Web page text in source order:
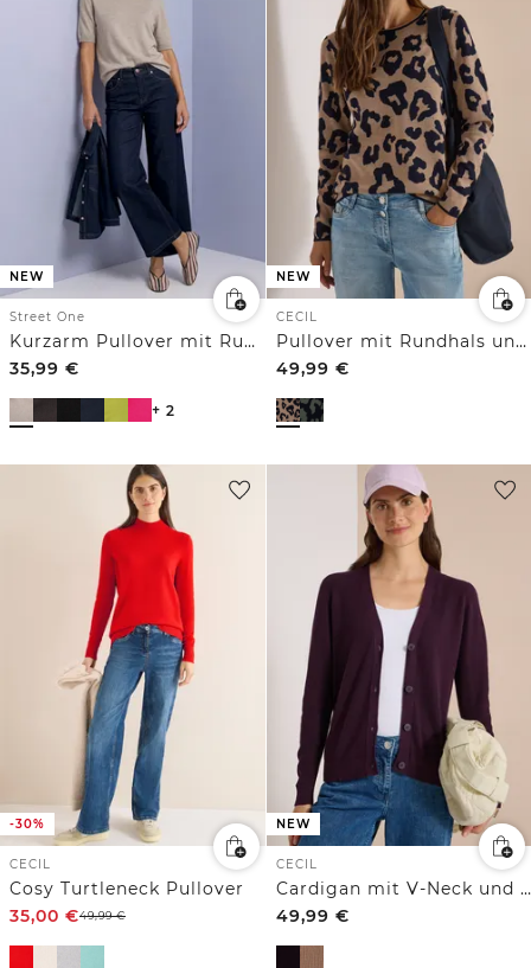
NEW
Street One
Kurzarm Pullover mit Rundhals in Unifarbe
35,99 €
+ 2
NEW
CECIL
Pullover mit Rundhals und Leo-Muster
49,99 €
-30%
CECIL
Cosy Turtleneck Pullover
35,00 €49,99€
NEW
CECIL
Cardigan mit V-Neck und Struktur
49,99 €